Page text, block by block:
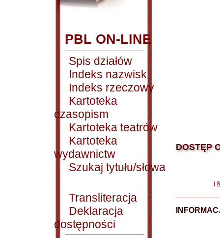
PBL ON-LINE
Spis działów
Indeks nazwisk
Indeks rzeczowy
Kartoteka
czasopism
Kartoteka teatrów
Kartoteka
wydawnictw
Szukaj tytułu/słowa
Transliteracja
Deklaracja
dostępności
DOSTĘP
|